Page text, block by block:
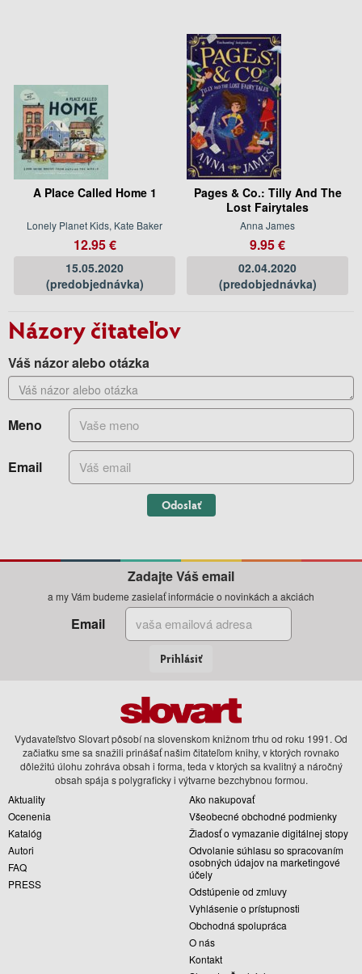
A Place Called Home 1
Lonely Planet Kids, Kate Baker
12.95 €
15.05.2020
(predobjednávka)
Pages & Co.: Tilly And The
Lost Fairytales
Anna James
9.95 €
02.04.2020
(predobjednávka)
Názory čitateľov
Váš názor alebo otázka
Meno
Email
Odoslať
Zadajte Váš email
a my Vám budeme zasielať informácie o novinkách a akciách
Email
Prihlásiť
Vydavateľstvo Slovart pôsobí na slovenskom knižnom trhu od roku 1991. Od
začiatku sme sa snažili prinášať našim čitateľom knihy, v ktorých rovnako
dôležitú úlohu zohráva obsah i forma, teda v ktorých sa kvalitný a náročný
obsah spája s polygraficky i výtvarne bezchybnou formou.
Aktuality
Ocenenia
Katalóg
Autori
FAQ
PRESS
Ako nakupovať
Všeobecné obchodné podmienky
Žiadosť o vymazanie digitálnej stopy
Odvolanie súhlasu so spracovaním
osobných údajov na marketingové
účely
Odstúpenie od zmluvy
Vyhlásenie o prístupnosti
Obchodná spolupráca
O nás
Kontakt